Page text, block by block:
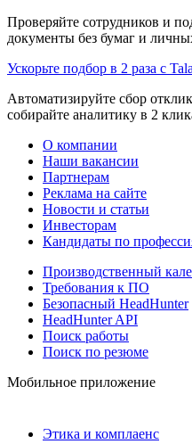
Проверяйте сотрудников и
документы без бумаг и
Ускорьте подбор в 2 раза с
Автоматизируйте сбор
собирайте аналитику в 2
О компании
Наши вакансии
Партнерам
Реклама на сайте
Новости и статьи
Инвесторам
Кандидаты по
Производственный
Требования к ПО
Безопасный HeadHunter
HeadHunter API
Поиск работы
Поиск по резюме
Мобильное приложение
Этика и комплаенс